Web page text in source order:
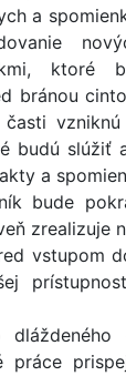
a
ktoré
bránou
budú slúžiť
a
bude
zrealizuje
vstupom
práce